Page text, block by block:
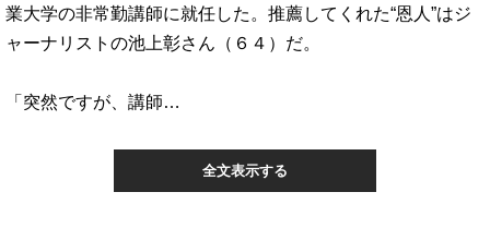
業大学の非常勤講師に就任した。推薦してくれた“恩人”はジ
ャーナリストの池上彰さん（６４）だ。
「突然ですが、講師…
全文表示する